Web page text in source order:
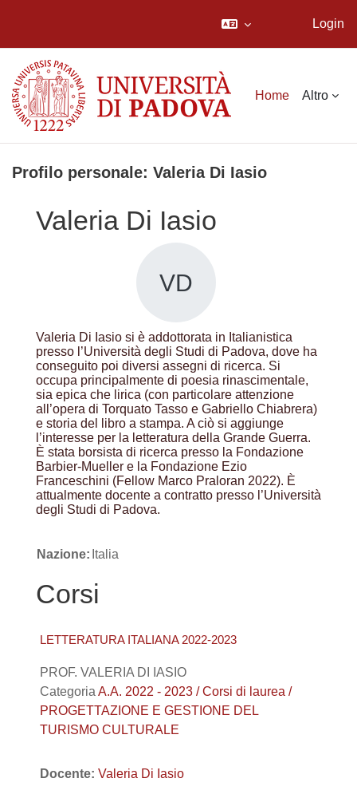
Login
Home Altro
Profilo personale: Valeria Di Iasio
Valeria Di Iasio
VD
Valeria Di Iasio si è addottorata in Italianistica
presso l’Università degli Studi di Padova, dove ha
conseguito poi diversi assegni di ricerca. Si
occupa principalmente di poesia rinascimentale,
sia epica che lirica (con particolare attenzione
all’opera di Torquato Tasso e Gabriello Chiabrera)
e storia del libro a stampa. A ciò si aggiunge
l’interesse per la letteratura della Grande Guerra.
È stata borsista di ricerca presso la Fondazione
Barbier-Mueller e la Fondazione Ezio
Franceschini (Fellow Marco Praloran 2022). È
attualmente docente a contratto presso l’Università
degli Studi di Padova.
Nazione: Italia
Corsi
LETTERATURA ITALIANA 2022-2023
PROF. VALERIA DI IASIO
Categoria A.A. 2022 - 2023 / Corsi di laurea /
PROGETTAZIONE E GESTIONE DEL
TURISMO CULTURALE
Docente: Valeria Di Iasio